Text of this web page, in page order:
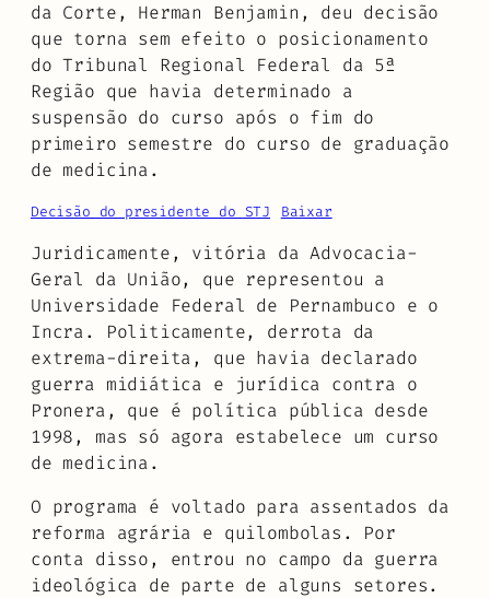
da Corte, Herman Benjamin, deu decisão
que torna sem efeito o posicionamento
do Tribunal Regional Federal da 5ª
Região que havia determinado a
suspensão do curso após o fim do
primeiro semestre do curso de graduação
de medicina.
Decisão do presidente do STJ Baixar
Juridicamente, vitória da Advocacia-
Geral da União, que representou a
Universidade Federal de Pernambuco e o
Incra. Politicamente, derrota da
extrema-direita, que havia declarado
guerra midiática e jurídica contra o
Pronera, que é política pública desde
1998, mas só agora estabelece um curso
de medicina.
O programa é voltado para assentados da
reforma agrária e quilombolas. Por
conta disso, entrou no campo da guerra
ideológica de parte de alguns setores.